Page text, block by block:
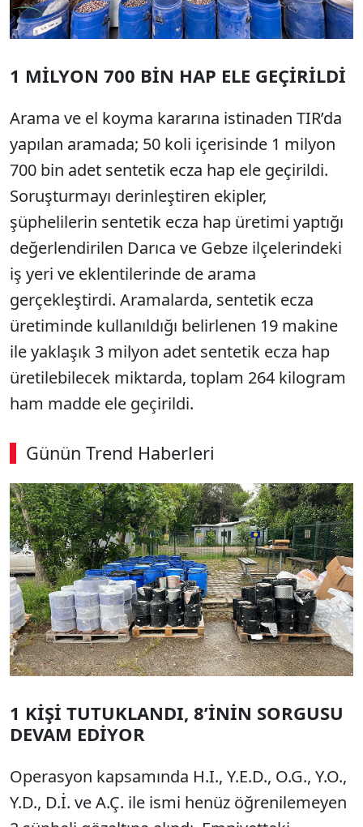
1 MİLYON 700 BİN HAP ELE GEÇİRİLDİ
Arama ve el koyma kararına istinaden TIR’da
yapılan aramada; 50 koli içerisinde 1 milyon
700 bin adet sentetik ecza hap ele geçirildi.
Soruşturmayı derinleştiren ekipler,
şüphelilerin sentetik ecza hap üretimi yaptığı
değerlendirilen Darıca ve Gebze ilçelerindeki
iş yeri ve eklentilerinde de arama
gerçekleştirdi. Aramalarda, sentetik ecza
üretiminde kullanıldığı belirlenen 19 makine
ile yaklaşık 3 milyon adet sentetik ecza hap
üretilebilecek miktarda, toplam 264 kilogram
ham madde ele geçirildi.
Günün Trend Haberleri
00:02 / 09:15
Sesi Aç
1 KİŞİ TUTUKLANDI, 8’İNİN SORGUSU
DEVAM EDİYOR
Operasyon kapsamında H.I., Y.E.D., O.G., Y.O.,
Y.D., D.İ. ve A.Ç. ile ismi henüz öğrenilemeyen